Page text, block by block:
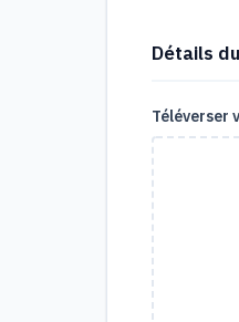
Détails
Téléverser